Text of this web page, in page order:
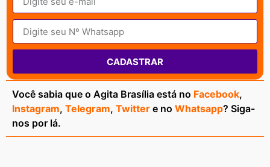
CADASTRAR
Você sabia que o Agita Brasília está no Facebook,
Instagram, Telegram, Twitter e no Whatsapp? Siga-
nos por lá.